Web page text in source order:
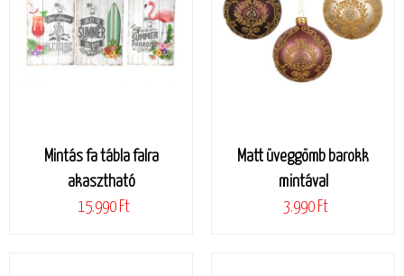
Mintás fa tábla falra
akasztható
15.990 Ft
Matt üveggömb barokk
mintával
3.990 Ft